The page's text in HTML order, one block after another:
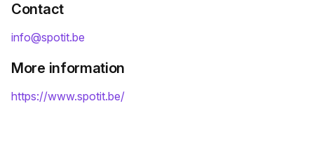
Contact
info@spotit.be
More information
https://www.spotit.be/